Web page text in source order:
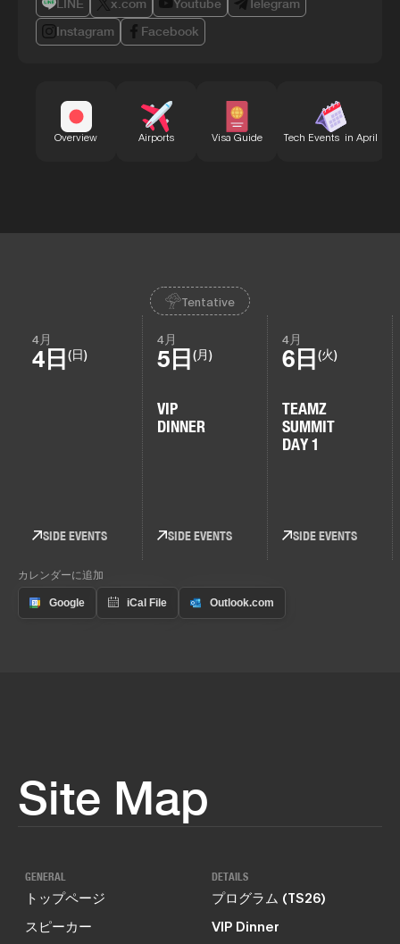
LINE x.com Youtube
Telegram
Instagram
Facebook
Overview Airports Visa Guide Tech Events in April
Tentative
4月
4日 (日)
SIDE EVENTS
4月
5日 (月)
VIP
DINNER
SIDE EVENTS
4月
6日 (火)
TEAMZ
SUMMIT
DAY 1
SIDE EVENTS
カレンダーに追加
Site Map
GENERAL
トップページ
スピーカー
DETAILS
プログラム (TS26)
VIP Dinner